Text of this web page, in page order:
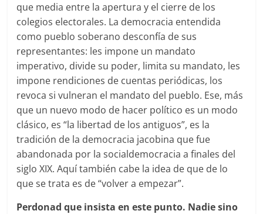
que media entre la apertura y el cierre de los
colegios electorales. La democracia entendida
como pueblo soberano desconfía de sus
representantes: les impone un mandato
imperativo, divide su poder, limita su mandato, les
impone rendiciones de cuentas periódicas, los
revoca si vulneran el mandato del pueblo. Ese, más
que un nuevo modo de hacer político es un modo
clásico, es “la libertad de los antiguos”, es la
tradición de la democracia jacobina que fue
abandonada por la socialdemocracia a finales del
siglo XIX. Aquí también cabe la idea de que de lo
que se trata es de “volver a empezar”.
Perdonad que insista en este punto. Nadie sino